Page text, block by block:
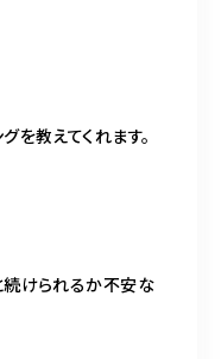
を教えてくれます。
続けられるか不安な